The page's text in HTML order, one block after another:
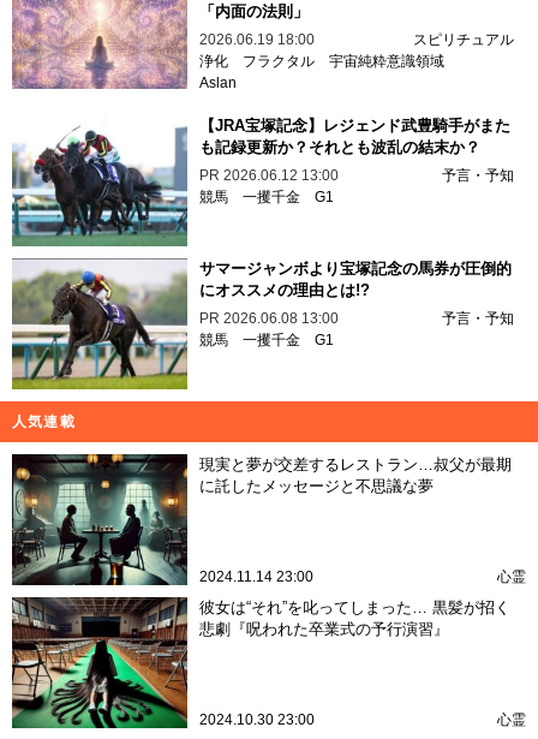
「内面の法則」
2026.06.19 18:00
スピリチュアル
浄化
フラクタル 宇宙純粋意識領域
Aslan
【JRA宝塚記念】レジェンド武豊騎手がまた
も記録更新か？それとも波乱の結末か？
PR 2026.06.12 13:00
予言・予知
競馬 一攫千金 G1
サマージャンボより宝塚記念の馬券が圧倒的
にオススメの理由とは!?
PR 2026.06.08 13:00
予言・予知
競馬 一攫千金 G1
人気連載
現実と夢が交差するレストラン…叔父が最期
に託したメッセージと不思議な夢
2024.11.14 23:00 心霊
彼女は“それ”を叱ってしまった… 黒髪が招く
悲劇『呪われた卒業式の予行演習』
2024.10.30 23:00 心霊